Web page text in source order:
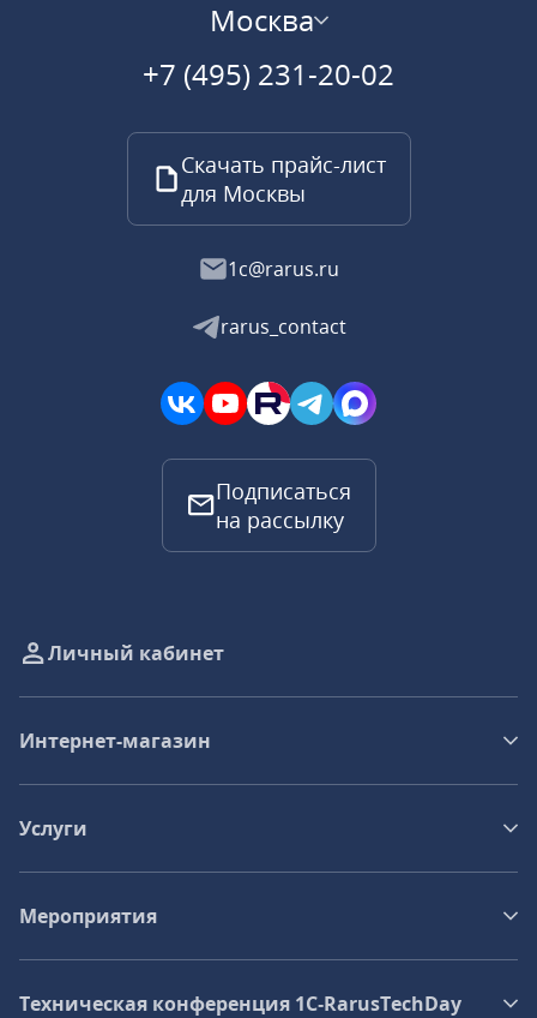
Москва
+7 (495) 231-20-02
Скачать прайс-лист
для Москвы
1c@rarus.ru
rarus_contact
Подписаться
на рассылку
Личный кабинет
Интернет-магазин
Услуги
Мероприятия
Техническая конференция 1C‑RarusTechDay